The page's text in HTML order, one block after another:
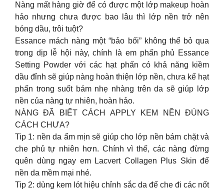
Nàng mất hàng giờ để có được một lớp makeup hoàn
hảo nhưng chưa được bao lâu thì lớp nền trở nên
bóng dầu, trôi tuột?
Essance mách nàng một “bảo bối” không thể bỏ qua
trong dịp lễ hội này, chính là em phấn phủ Essance
Setting Powder với các hạt phấn có khả năng kiềm
dầu đỉnh sẽ giúp nàng hoàn thiện lớp nền, chưa kể hạt
phấn trong suốt bám nhẹ nhàng trên da sẽ giúp lớp
nền của nàng tự nhiên, hoàn hảo.
NÀNG ĐÃ BIẾT CÁCH APPLY KEM NỀN ĐÚNG
CÁCH CHƯA?
Tip 1: nền da ẩm mịn sẽ giúp cho lớp nền bám chặt và
che phủ tự nhiên hơn. Chính vì thế, các nàng đừng
quên dùng ngay em Lacvert Collagen Plus Skin để
nền da mềm mại nhé.
Tip 2: dùng kem lót hiệu chỉnh sắc da để che đi các nốt